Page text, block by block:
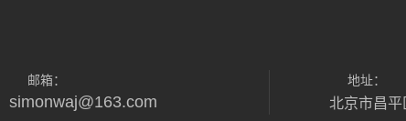
邮箱：
simonwaj@163.com
地址：
北京市昌平